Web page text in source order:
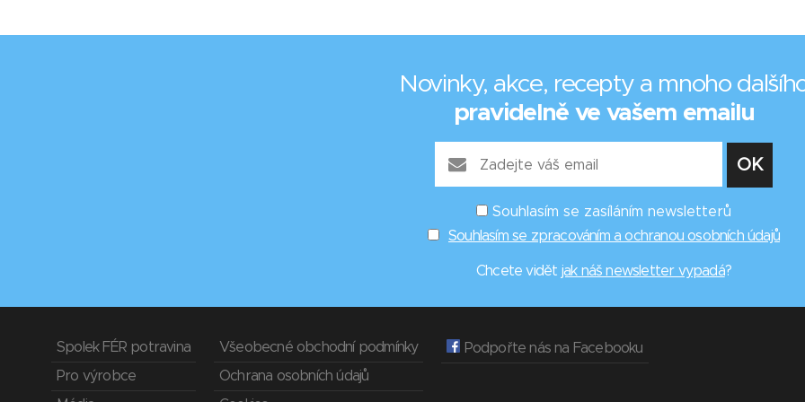
Novinky, akce, recepty a mnoho
pravidelně ve vašem emailu
Souhlasím se zasíláním newsletterů
Souhlasím se zpracováním a ochranou osobních údajů
Chcete vidět jak náš newsletter vypadá?
Spolek FÉR potravina
Pro výrobce
Všeobecné obchodní podmínky
Ochrana osobních údajů
Podpořte nás na Facebooku